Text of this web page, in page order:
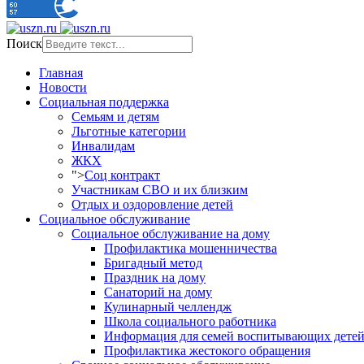
Поиск
Главная
Новости
Социальная поддержка
Семьям и детям
Льготные категории
Инвалидам
ЖКХ
">Соц контракт
Участникам СВО и их близким
Отдых и оздоровление детей
Социальное обслуживание
Социальное обслуживание на дому
Профилактика мошенничества
Бригадный метод
Праздник на дому
Санаторий на дому
Кулинарный челлендж
Школа социального работника
Информация для семей воспитывающих
Профилактика жестокого обращения